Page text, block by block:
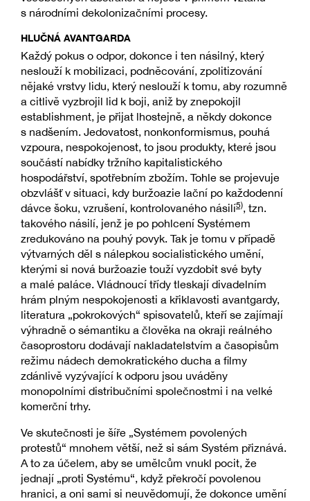
s národními dekolonizačními procesy.
HLUČNÁ AVANTGARDA
Každý pokus o odpor, dokonce i ten násilný, který
neslouží k mobilizaci, podněcování, zpolitizování
nějaké vrstvy lidu, který neslouží k tomu, aby rozumně
a citlivě vyzbrojil lid k boji, aniž by znepokojil
establishment, je přijat lhostejně, a někdy dokonce
s nadšením. Jedovatost, nonkonformismus, pouhá
vzpoura, nespokojenost, to jsou produkty, které jsou
součástí nabídky tržního kapitalistického
hospodářství, spotřebním zbožím. Tohle se projevuje
obzvlášť v situaci, kdy buržoazie lační po každodenní
dávce šoku, vzrušení, kontrolovaného násilí5), tzn.
takového násilí, jenž je po pohlcení Systémem
zredukováno na pouhý povyk. Tak je tomu v případě
výtvarných děl s nálepkou socialistického umění,
kterými si nová buržoazie touží vyzdobit své byty
a malé paláce. Vládnoucí třídy tleskají divadelním
hrám plným nespokojenosti a křiklavosti avantgardy,
literatura „pokrokových“ spisovatelů, kteří se zajímají
výhradně o sémantiku a člověka na okraji reálného
časoprostoru dodávají nakladatelstvím a časopisům
režimu nádech demokratického ducha a filmy
zdánlivě vyzývající k odporu jsou uváděny
monopolními distribučními společnostmi i na velké
komerční trhy.
Ve skutečnosti je šíře „Systémem povolených
protestů“ mnohem větší, než si sám Systém přiznává.
A to za účelem, aby se umělcům vnukl pocit, že
jednají „proti Systému“, když překročí povolenou
hranici, a oni sami si neuvědomují, že dokonce umění